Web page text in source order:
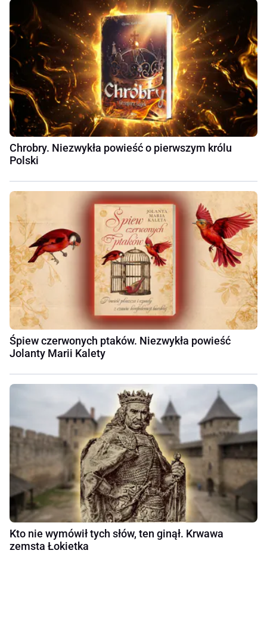
Chrobry. Niezwykła powieść o pierwszym królu
Polski
Śpiew czerwonych ptaków. Niezwykła powieść
Jolanty Marii Kalety
Kto nie wymówił tych słów, ten ginął. Krwawa
zemsta Łokietka